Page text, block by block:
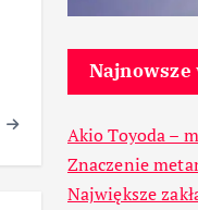
Akio Toyoda –
Znaczenie
Największe